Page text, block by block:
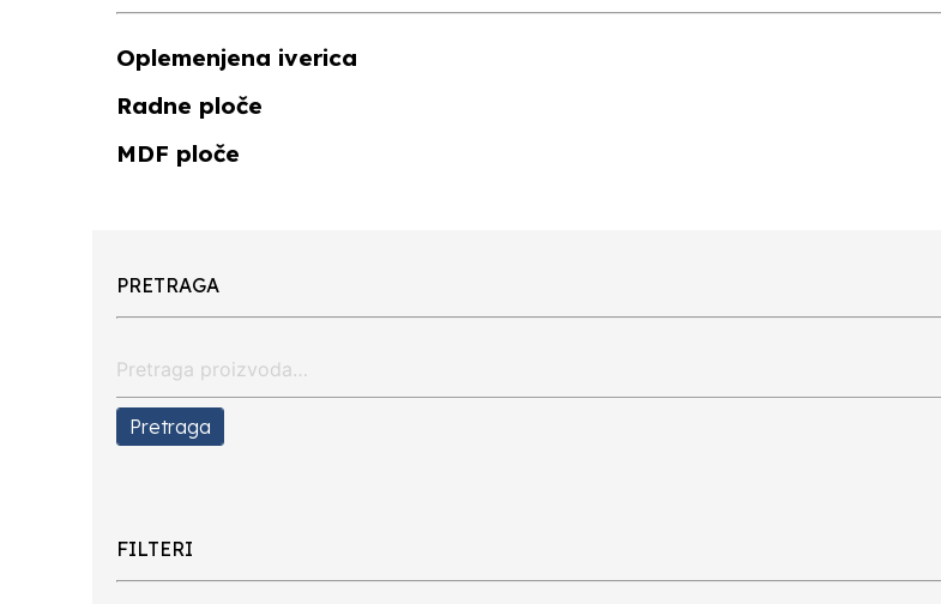
Oplemenjena iverica
Radne ploče
MDF ploče
PRETRAGA
for:
Pretraga
FILTERI